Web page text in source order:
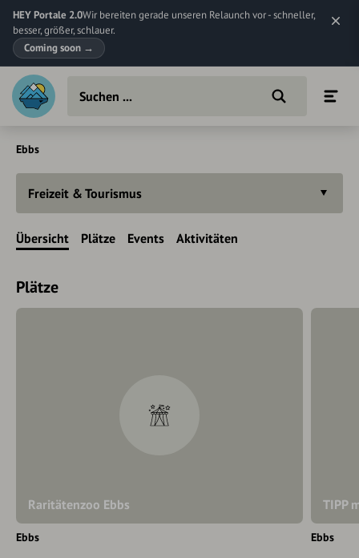
HEY Portale 2.0Wir bereiten gerade unseren Relaunch vor - schneller,
besser, größer, schlauer.
Coming soon →
Ebbs
Freizeit & Tourismus
Übersicht Plätze Events Aktivitäten
Plätze
Raritätenzoo Ebbs
Ebbs
TIPP
Ebbs